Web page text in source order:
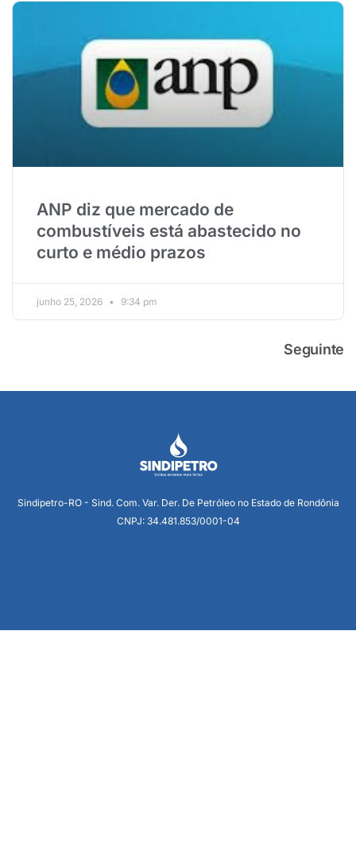
ANP diz que mercado de
combustíveis está abastecido no
curto e médio prazos
junho 25, 2026 9:34 pm
Seguinte
Sindipetro-RO - Sind. Com. Var. Der. De Petróleo no Estado de Rondônia
CNPJ: 34.481.853/0001-04